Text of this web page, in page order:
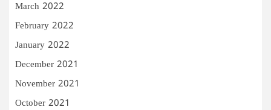
March 2022
February 2022
January 2022
December 2021
November 2021
October 2021